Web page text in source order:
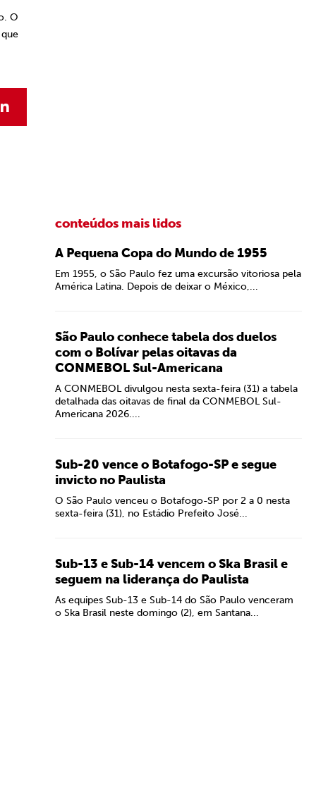
O
conteúdos mais lidos
A Pequena Copa do Mundo de 1955
Em 1955, o São Paulo fez uma excursão vitoriosa pela
América Latina. Depois de deixar o México,...
São Paulo conhece tabela dos duelos
com o Bolívar pelas oitavas da
CONMEBOL Sul-Americana
A CONMEBOL divulgou nesta sexta-feira (31) a tabela
detalhada das oitavas de final da CONMEBOL Sul-
Americana 2026....
Sub-20 vence o Botafogo-SP e segue
invicto no Paulista
O São Paulo venceu o Botafogo-SP por 2 a 0 nesta
sexta-feira (31), no Estádio Prefeito José...
Sub-13 e Sub-14 vencem o Ska Brasil e
seguem na liderança do Paulista
As equipes Sub-13 e Sub-14 do São Paulo venceram
o Ska Brasil neste domingo (2), em Santana...